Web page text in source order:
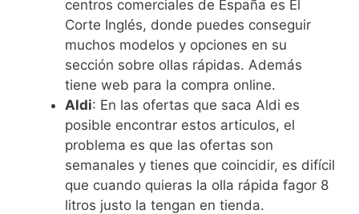
centros comerciales de España es El
Corte Inglés, donde puedes conseguir
muchos modelos y opciones en su
sección sobre ollas rápidas. Además
tiene web para la compra online.
Aldi: En las ofertas que saca Aldi es
posible encontrar estos articulos, el
problema es que las ofertas son
semanales y tienes que coincidir, es difícil
que cuando quieras la olla rápida fagor 8
litros justo la tengan en tienda.